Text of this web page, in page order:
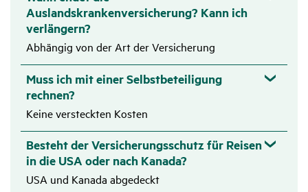
Zutref­
Notwen­dige Heil­be­hand­lung des neuge­bo­renen Kindes
bei Früh­ge­burten im Ausland
Zutref­
fend
Bergungs-/​Trans­port-/​Über­füh­rungs-/​Bestat­tungs­
kosten
Such, Bergungs- und Rettungs­ein­sätze aufgrund eines
Auslandskrankenversicherung? Kann ich
verlängern?
Abhängig von der Art der Versicherung
Muss ich mit einer Selbstbeteiligung
rechnen?
Keine versteckten Kosten
Besteht der Versicherungsschutz für Reisen
in die USA oder nach Kanada?
USA und Kanada abgedeckt